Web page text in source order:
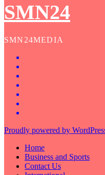
SMN24
SMN24MEDIA
Proudly powered by
Home
Business and Sports
Contact Us